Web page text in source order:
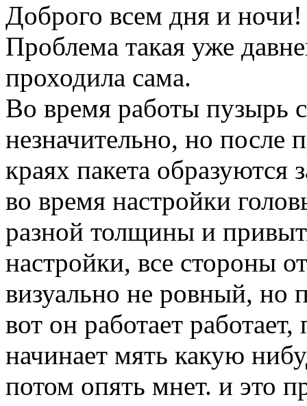
Доброго всем дня и ночи!
Проблема такая уже
проходила сама.
Во время работы пузырь
незначительно, но
краях пакета образуются
во время настройки
разной толщины и
настройки, все стороны
визуально не ровный, но
вот он работает
начинает мять какую
потом опять мнет. и это